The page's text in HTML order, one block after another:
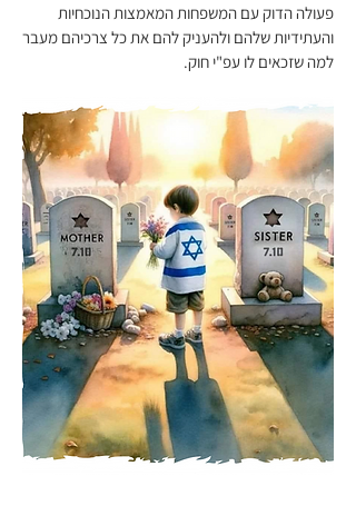
פעולה הדוק עם המשפחות המאמצות הנוכחיות
והעתידיות שלהם ולהעניק להם את כל צרכיהם מעבר
למה שזכאים לו עפ"י חוק.